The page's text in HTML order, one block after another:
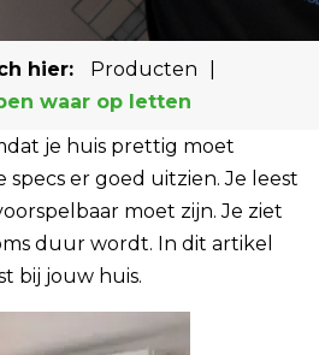
hier: Producten
waar op letten
je huis prettig moet
specs er goed uitzien. Je leest
moet zijn. Je ziet
duur wordt. In dit artikel
bij jouw huis.